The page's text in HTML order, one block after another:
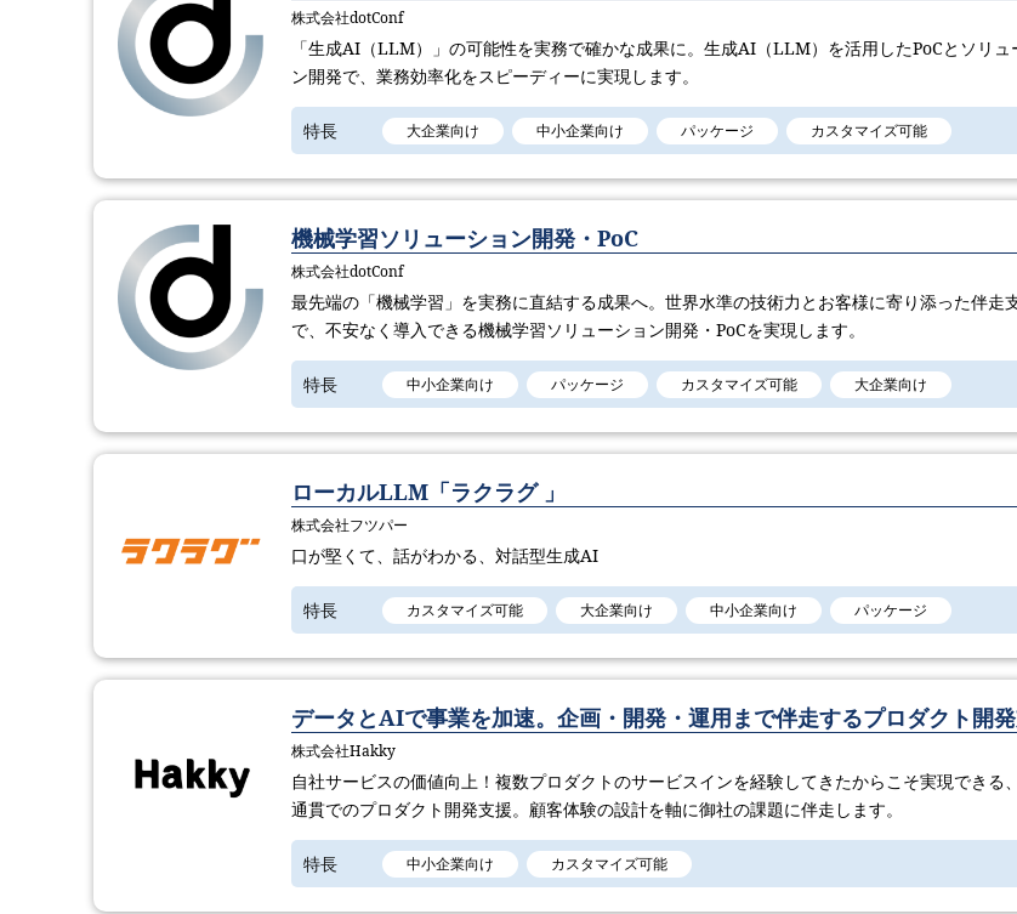
株式会社dotConf
「生成AI（LLM）」の可能性を実務で確かな成果に。生成AI（LLM）を活用したPoCとソリュ
ン開発で、業務効率化をスピーディーに実現します。
特長 大企業向け 中小企業向け パッケージ カスタマイズ可能
機械学習ソリューション開発・PoC
株式会社dotConf
最先端の「機械学習」を実務に直結する成果へ。世界水準の技術力とお客様に寄り添った伴走
で、不安なく導入できる機械学習ソリューション開発・PoCを実現します。
特長 中小企業向け パッケージ カスタマイズ可能 大企業向け
ローカルLLM「ラクラグ 」
株式会社フツパー
口が堅くて、話がわかる、対話型生成AI
特長 カスタマイズ可能 大企業向け 中小企業向け パッケージ
データとAIで事業を加速。企画・開発・運用まで伴走するプロダクト開
株式会社Hakky
自社サービスの価値向上！複数プロダクトのサービスインを経験してきたからこそ実現できる
通貫でのプロダクト開発支援。顧客体験の設計を軸に御社の課題に伴走します。
特長 中小企業向け カスタマイズ可能